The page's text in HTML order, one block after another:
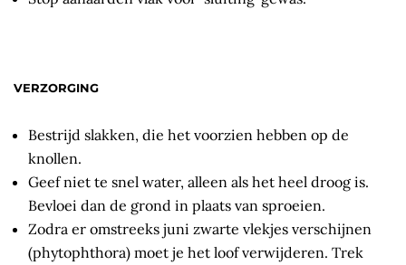
VERZORGING
Bestrijd slakken, die het voorzien hebben op de
knollen.
Geef niet te snel water, alleen als het heel droog is.
Bevloei dan de grond in plaats van sproeien.
Zodra er omstreeks juni zwarte vlekjes verschijnen
(phytophthora) moet je het loof verwijderen. Trek